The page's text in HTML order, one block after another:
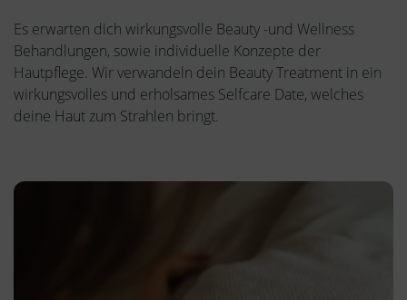
Es erwarten dich wirkungsvolle Beauty -und Wellness
Behandlungen, sowie individuelle Konzepte der
Hautpflege. Wir verwandeln dein Beauty Treatment in ein
wirkungsvolles und erholsames Selfcare Date, welches
deine Haut zum Strahlen bringt.